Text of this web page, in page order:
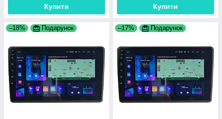
Купити Купити
–18% Подарунок –17% Подарунок